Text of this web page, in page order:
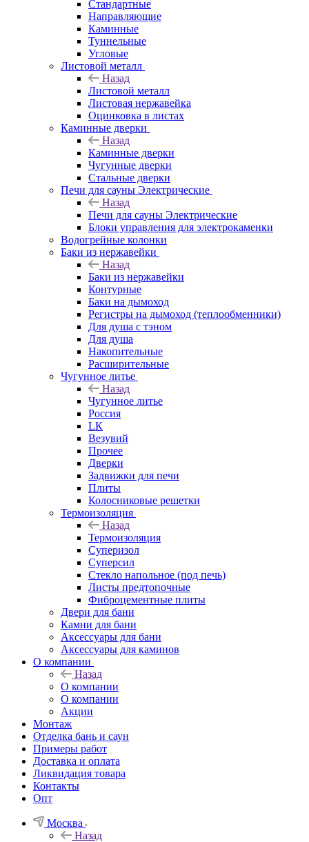
Стандартные
Направляющие
Каминные
Туннельные
Угловые
Листовой металл
Назад
Листовой металл
Листовая нержавейка
Оцинковка в листах
Каминные дверки
Назад
Каминные дверки
Чугунные дверки
Стальные дверки
Печи для сауны Электрические
Назад
Печи для сауны Электрические
Блоки управления для электрокаменки
Водогрейные колонки
Баки из нержавейки
Назад
Баки из нержавейки
Контурные
Баки на дымоход
Регистры на дымоход (теплообменники)
Для душа с тэном
Для душа
Накопительные
Расширительные
Чугунное литье
Назад
Чугунное литье
Россия
LК
Везувий
Прочее
Дверки
Задвижки для печи
Плиты
Колосниковые решетки
Термоизоляция
Назад
Термоизоляция
Суперизол
Суперсил
Стекло напольное (под печь)
Листы предтопочные
Фиброцементные плиты
Двери для бани
Камни для бани
Аксессуары для бани
Аксессуары для каминов
О компании
Назад
О компании
О компании
Акции
Монтаж
Отделка бань и саун
Примеры работ
Доставка и оплата
Ликвидация товара
Контакты
Опт
Москва
Назад